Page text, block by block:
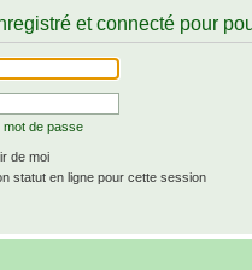
et connecté pour
mot de passe
de moi
statut en ligne pour cette session